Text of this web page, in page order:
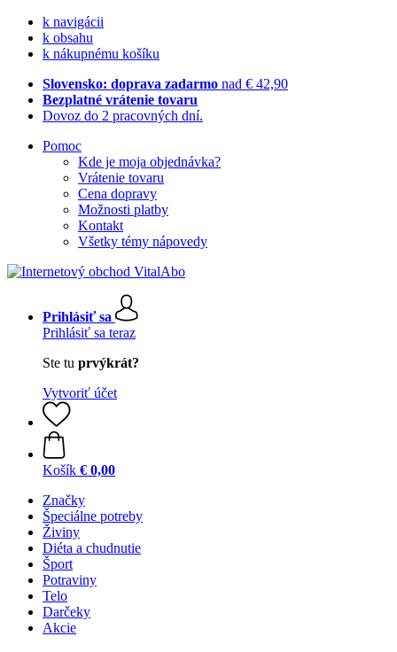
k navigácii
k obsahu
k nákupnému košíku
Slovensko: doprava zadarmo nad € 42,90
Bezplatné vrátenie tovaru
Dovoz do 2 pracovných dní.
Pomoc
Kde je moja objednávka?
Vrátenie tovaru
Cena dopravy
Možnosti platby
Kontakt
Všetky témy nápovedy
Prihlásiť sa
Prihlásiť sa teraz
Ste tu prvýkrát?
Vytvoriť účet
Košík € 0,00
Značky
Špeciálne potreby
Živiny
Diéta a chudnutie
Šport
Potraviny
Telo
Darčeky
Akcie